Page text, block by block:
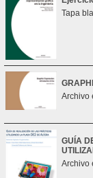
Tapa
Archivo
GUÍA
Archivo